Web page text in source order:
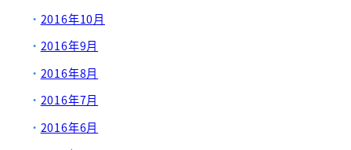
2016年10月
2016年9月
2016年8月
2016年7月
2016年6月